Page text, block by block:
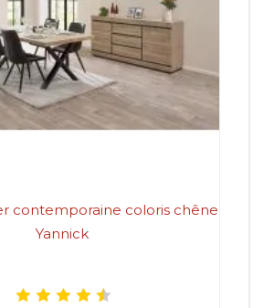
contemporaine coloris chêne
Yannick